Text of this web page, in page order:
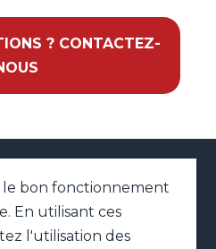
? CONTACTEZ-
41 42 01
LÉGALES
DU SITE
le bon fonctionnement
En utilisant ces
l'utilisation des